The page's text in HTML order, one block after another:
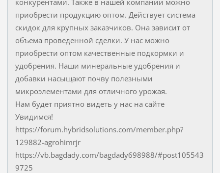
приобрести продукцию оптом. Действует система
скидок для крупных заказчиков. Она зависит от
объема проведенной сделки. У нас можно
приобрести оптом качественные подкормки и
удобрения. Наши минеральные удобрения и
добавки насыщают почву полезными
микроэлементами для отличного урожая.
Нам будет приятно видеть у нас на сайте
Увидимся!
https://forum.hybridsolutions.com/member.php?
129882-agrohimrjr
https://vb.bagdady.com/bagdady698988/#post105543
9725